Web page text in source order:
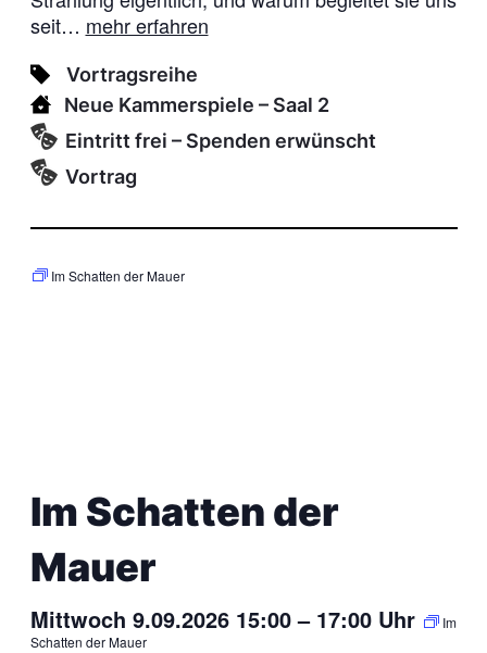
seit… mehr erfahren
Vortragsreihe
Neue Kammerspiele – Saal 2
Eintritt frei – Spenden erwünscht
Vortrag
Im Schatten der Mauer
Im Schatten der
Mauer
Mittwoch 9.09.2026 15:00– 17:00Uhr
Im
Schatten der Mauer